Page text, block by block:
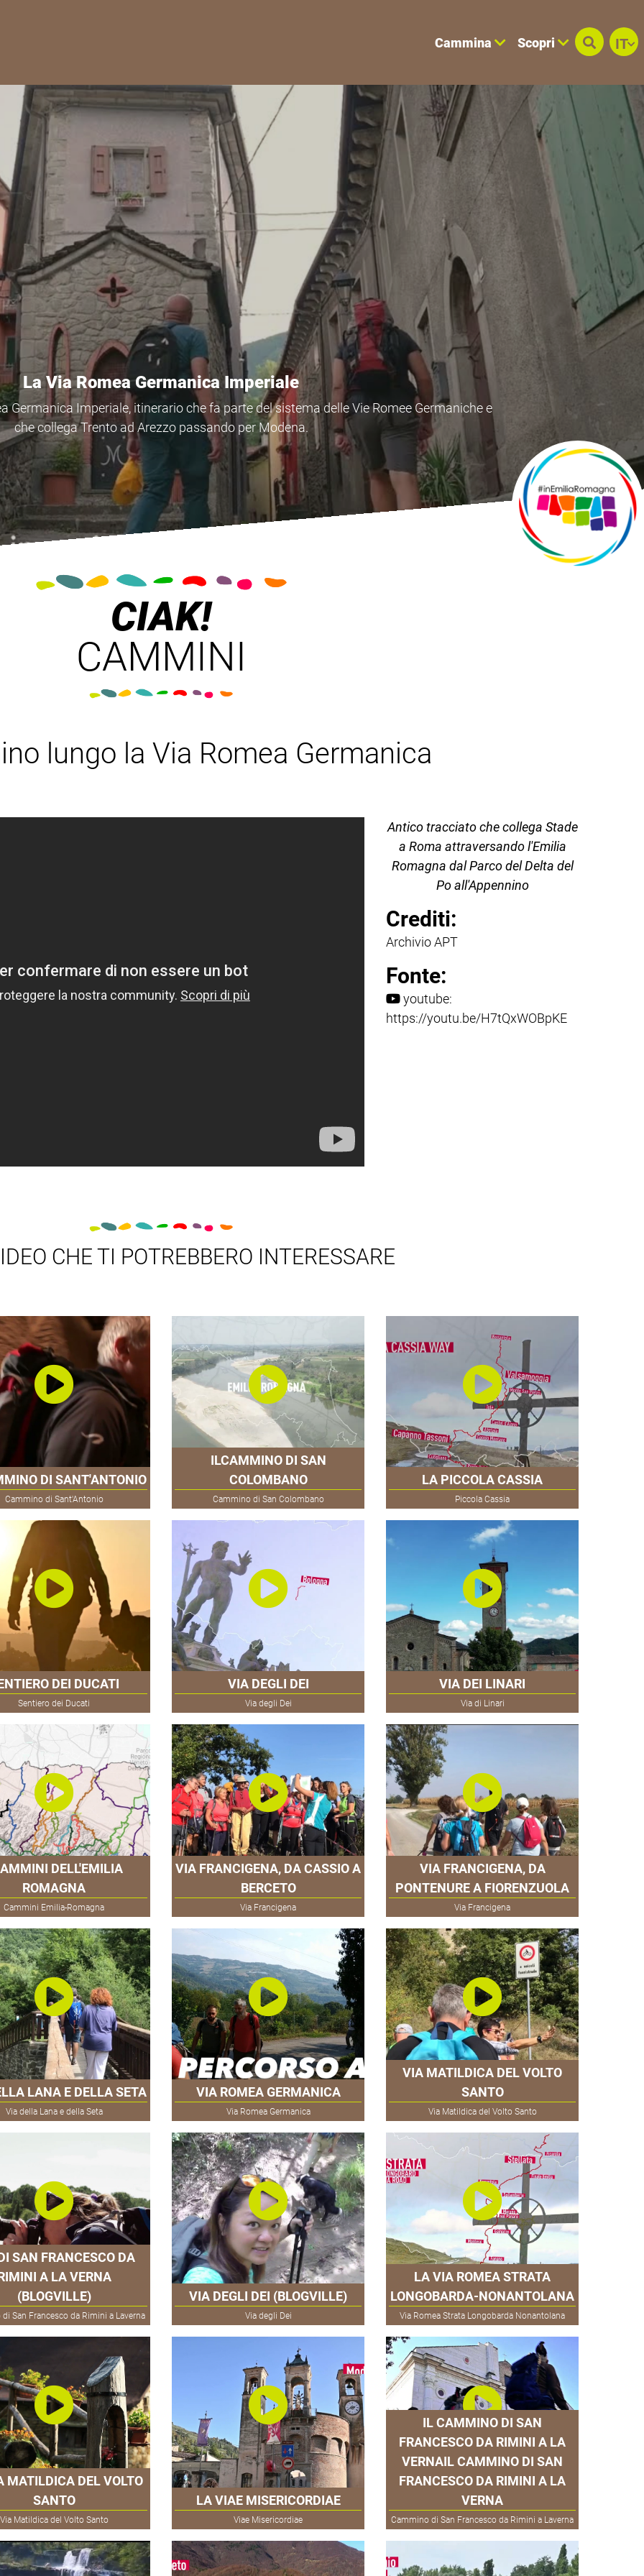
Cammina Scopri IT
Il Cammino di Sant'Antonio
un itinerario tra Veneto, Emilia Romagna e Toscana che unisce importanti
spiritualità e di fede dove il Santo visse agli inizi del XII secolo.
CIAK!
CAMMINI
lungo la Via Romea Germanica
Antico tracciato che collega Stade
a Roma attraversando l'Emilia
Romagna dal Parco del Delta del
Po all'Appennino
Crediti:
Archivio APT
Fonte:
youtube:
https://youtu.be/H7tQxWOBpKE
CHE TI POTREBBERO INTERESSARE
DI SANT'ANTONIO
Cammino di Sant'Antonio
ILCAMMINO DI SAN
COLOMBANO
Cammino di San Colombano
LA PICCOLA CASSIA
Piccola Cassia
DEI DUCATI
Sentiero dei Ducati
VIA DEGLI DEI
Via degli Dei
VIA DEI LINARI
Via di Linari
DELL'EMILIA
ROMAGNA
Cammini Emilia-Romagna
VIA FRANCIGENA, DA CASSIO A
BERCETO
Via Francigena
VIA FRANCIGENA, DA
PONTENURE A FIORENZUOLA
Via Francigena
LANA E DELLA SETA
Via della Lana e della Seta
VIA ROMEA GERMANICA
Via Romea Germanica
VIA MATILDICA DEL VOLTO
SANTO
Via Matildica del Volto Santo
SAN FRANCESCO DA
A LA VERNA
(BLOGVILLE)
San Francesco da Rimini a Laverna
VIA DEGLI DEI (BLOGVILLE)
Via degli Dei
LA VIA ROMEA STRATA
LONGOBARDA-NONANTOLANA
Via Romea Strata Longobarda Nonantolana
MATILDICA DEL VOLTO
SANTO
Via Matildica del Volto Santo
LA VIAE MISERICORDIAE
Viae Misericordiae
IL CAMMINO DI SAN
FRANCESCO DA RIMINI A LA
VERNAIL CAMMINO DI SAN
FRANCESCO DA RIMINI A LA
VERNA
Cammino di San Francesco da Rimini a Laverna